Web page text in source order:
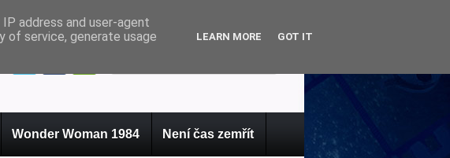
Wonder Woman 1984 Není čas zemřít
address and user-agent
of service, generate usage
LEARN MORE GOT IT